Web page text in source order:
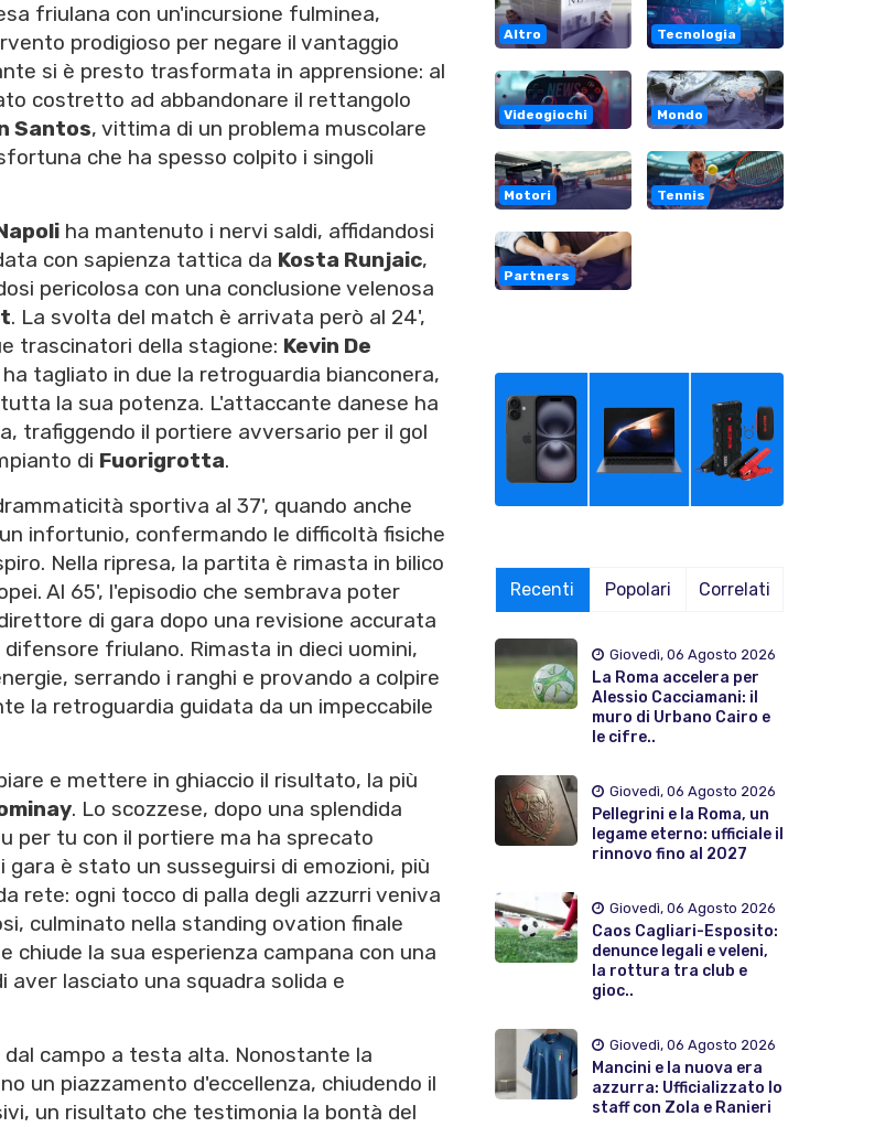
friulana con un'incursione fulminea,
prodigioso per negare il vantaggio
si è presto trasformata in apprensione: al
costretto ad abbandonare il rettangolo
Santos, vittima di un problema muscolare
che ha spesso colpito i singoli
ha mantenuto i nervi saldi, affidandosi
con sapienza tattica da Kosta Runjaic,
pericolosa con una conclusione velenosa
. La svolta del match è arrivata però al 24',
trascinatori della stagione: Kevin De
tagliato in due la retroguardia bianconera,
la sua potenza. L'attaccante danese ha
trafiggendo il portiere avversario per il gol
di Fuorigrotta.
sportiva al 37', quando anche
infortunio, confermando le difficoltà fisiche
Nella ripresa, la partita è rimasta in bilico
Al 65', l'episodio che sembrava poter
di gara dopo una revisione accurata
friulano. Rimasta in dieci uomini,
serrando i ranghi e provando a colpire
la retroguardia guidata da un impeccabile
e mettere in ghiaccio il risultato, la più
. Lo scozzese, dopo una splendida
per tu con il portiere ma ha sprecato
gara è stato un susseguirsi di emozioni, più
rete: ogni tocco di palla degli azzurri veniva
culminato nella standing ovation finale
chiude la sua esperienza campana con una
aver lasciato una squadra solida e
campo a testa alta. Nonostante la
un piazzamento d'eccellenza, chiudendo il
un risultato che testimonia la bontà del
Altro Tecnologia
Videogiochi Mondo
Motori Tennis
Partners
Recenti Popolari Correlati
Giovedì, 06 Agosto 2026
La Roma accelera per
Alessio Cacciamani: il
muro di Urbano Cairo e
le cifre..
Giovedì, 06 Agosto 2026
Pellegrini e la Roma, un
legame eterno: ufficiale il
rinnovo fino al 2027
Giovedì, 06 Agosto 2026
Caos Cagliari-Esposito:
denunce legali e veleni,
la rottura tra club e
gioc..
Giovedì, 06 Agosto 2026
Mancini e la nuova era
azzurra: Ufficializzato lo
staff con Zola e Ranieri